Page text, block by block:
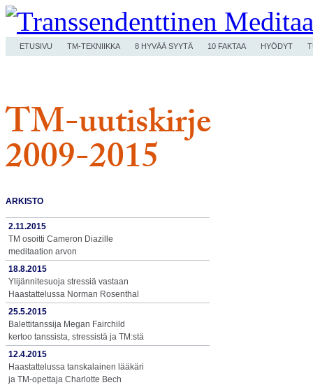
ETUSIVU TM-TEKNIIKKA 8 HYVÄÄ SYYTÄ 10 FAKTAA HYÖDYT
TM-uutiskirje
2009-2015
ARKISTO
2.11.2015
TM osoitti Cameron Diazille
meditaation arvon
18.8.2015
Ylijännitesuoja stressiä vastaan
Haastattelussa Norman Rosenthal
25.5.2015
Balettitanssija Megan Fairchild
kertoo tanssista, stressistä ja TM:stä
12.4.2015
Haastattelussa tanskalainen lääkäri
ja TM-opettaja Charlotte Bech